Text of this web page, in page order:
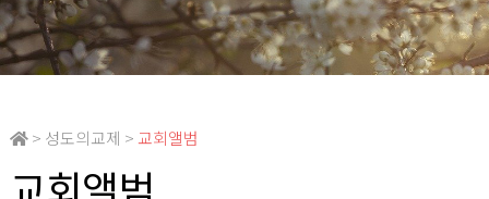
> 성도의교제 >교회앨범